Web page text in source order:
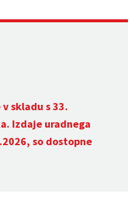
skladu s 33.
Izdaje uradnega
so dostopne